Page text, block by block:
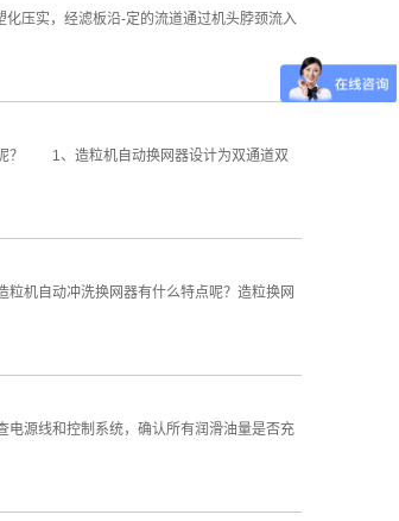
压实，经滤板沿-定的流道通过机头脖颈流入
？ 1、造粒机自动换网器设计为双通道双
机自动冲洗换网器有什么特点呢？造粒换网
源线和控制系统，确认所有润滑油量是否充